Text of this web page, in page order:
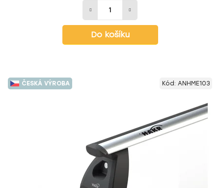
Do košíku
ČESKÁ VÝROBA Kód: ANHME103